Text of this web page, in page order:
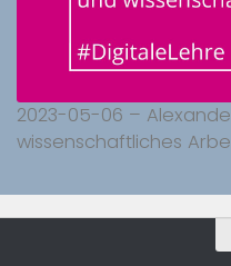
2023-05-06 –
wissenschaftliches